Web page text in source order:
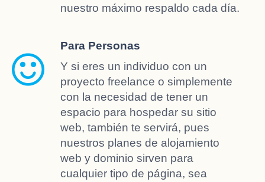
nuestro máximo respaldo cada día.
Para Personas
Y si eres un individuo con un
proyecto freelance o simplemente
con la necesidad de tener un
espacio para hospedar su sitio
web, también te servirá, pues
nuestros planes de alojamiento
web y dominio sirven para
cualquier tipo de página, sea